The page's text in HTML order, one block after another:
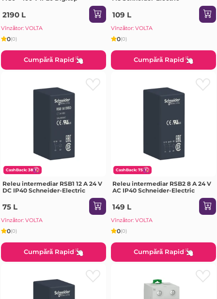
2190 L
Vînzător: VOLTA
0(0)
Cumpără Rapid
109 L
Vînzător: VOLTA
0(0)
Cumpără Rapid
CashBack: 38
Releu intermediar RSB1 12 A 24 V
DC IP40 Schneider-Electric
75 L
Vînzător: VOLTA
0(0)
Cumpără Rapid
CashBack: 75
Releu intermediar RSB2 8 A 24 V
AC IP40 Schneider-Electric
149 L
Vînzător: VOLTA
0(0)
Cumpără Rapid